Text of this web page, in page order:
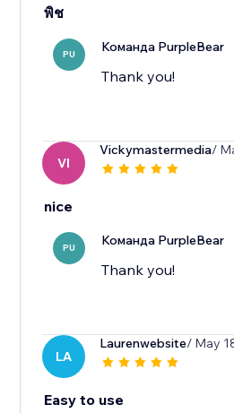
พิช
PU Команда PurpleBear
Thank you!
VI
Vickymastermedia/
nice
PU Команда PurpleBear
Thank you!
LA
Laurenwebsite/ May
Easy to use